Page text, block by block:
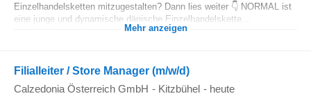
Einzelhandelsketten mitzugestalten? Dann lies weiter 👇 NORMAL ist
eine junge und dynamische dänische Einzelhandelskette...
Mehr anzeigen
Filialleiter / Store Manager (m/w/d)
Calzedonia Österreich GmbH - Kitzbühel - heute